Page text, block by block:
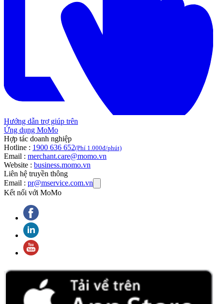
Hướng dẫn trợ giúp trên
Ứng dụng MoMo
Hợp tác doanh nghiệp
Hotline : 1900 636 652(Phí 1.000đ/phút)
Email : merchant.care@momo.vn
Website : business.momo.vn
Liên hệ truyền thông
Email : pr@mservice.com.vn
Kết nối với MoMo